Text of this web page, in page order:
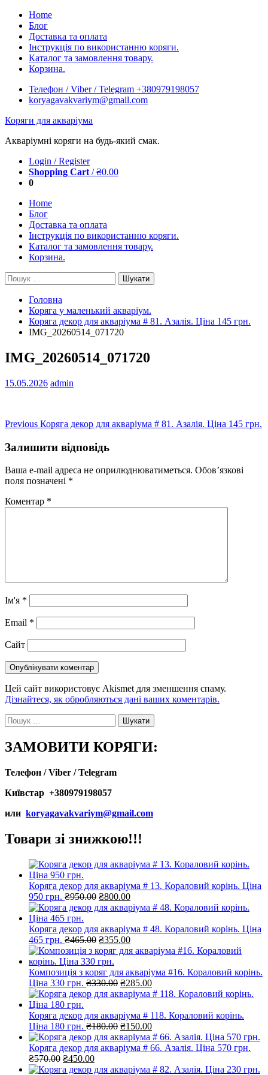
Skip
content
Home
Блог
Доставка та оплата
Інструкція по використанню коряги.
Каталог та замовлення товару.
Корзина.
Телефон / Viber / Telegram +380979198057
koryagavakvariym@gmail.com
Коряги для акваріума
Акваріумні коряги на будь-який смак.
Login / Register
Shopping Cart /₴0.00
0
Home
Блог
Доставка та оплата
Інструкція по використанню коряги.
Каталог та замовлення товару.
Корзина.
Пошук:
Головна
Коряга у маленький акваріум.
Коряга декор для акваріума # 81. Азалія. Ціна 145 грн.
IMG_20260514_071720
IMG_20260514_071720
15.05.2026 admin
Навігація
записів
Previous Previous
Коряга декор для акваріума # 81. Азалія. Ціна 145 грн.
Залишити відповідь
Ваша e-mail адреса не оприлюднюватиметься. Обов’язкові
поля позначені *
Коментар *
Ім'я *
Email *
Сайт
Цей сайт використовує Akismet для зменшення спаму.
Дізнайтеся, як обробляються дані ваших коментарів.
Пошук:
ЗАМОВИТИ КОРЯГИ:
Телефон / Viber / Telegram
Київстар +380979198057
или koryagavakvariym@gmail.com
Товари зі знижкою!!!
Коряга декор для акваріума # 13. Кораловий корінь. Ціна
950 грн. ₴950.00 Оригінальна
ціна:
₴800.00Поточна
ціна:
Коряга декор для акваріума # 48. Кораловий корінь. Ціна
465 грн. ₴465.00 Оригінальна
ціна:
₴465.00.
₴355.00Поточна
ціна:
Композиція з коряг для акваріума #16. Кораловий корінь.
Ціна 330 грн. ₴330.00 Оригінальна
ціна:
₴285.00Поточна
ціна:
Коряга декор для акваріума # 118. Кораловий корінь.
Ціна 180 грн. ₴180.00 Оригінальна
ціна:
₴180.00.
₴150.00Поточна
ціна:
₴150.00.
Коряга декор для акваріума # 66. Азалія. Ціна 570 грн.
₴570.00 Оригінальна
ціна:
₴450.00Поточна
ціна: